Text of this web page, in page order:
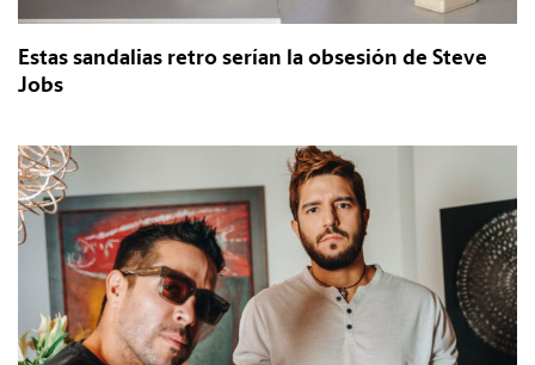
Estas sandalias retro serían la obsesión de Steve
Jobs